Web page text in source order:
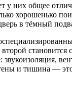
них общее
хорошенько
в тёмный
и тишина —